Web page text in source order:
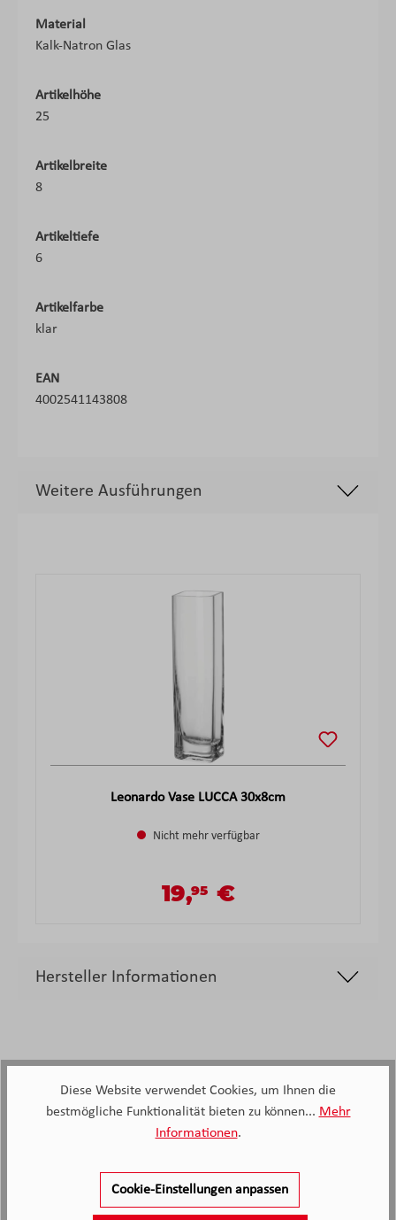
Material
Kalk-Natron Glas
Artikelhöhe
25
Artikelbreite
8
Artikeltiefe
6
Artikelfarbe
klar
EAN
4002541143808
Weitere Ausführungen
Leonardo Vase LUCCA 30x8cm
Nicht mehr verfügbar
Regulärer Preis:
Verkaufspreis:
19,95 €
Hersteller Informationen
2.138
bewertet
Diese Website verwendet Cookies, um Ihnen die
bestmögliche Funktionalität bieten zu können... Mehr
Informationen.
Cookie-Einstellungen anpassen